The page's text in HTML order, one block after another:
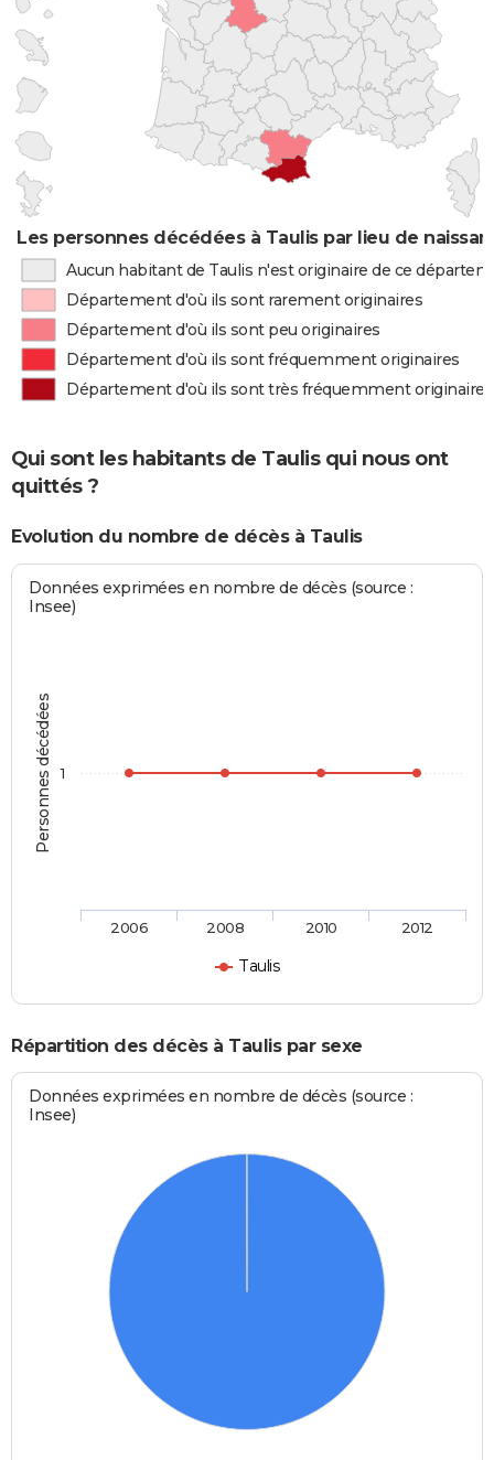
Les personnes décédées à Taulis par lieu de
Aucun habitant de Taulis n'est originaire de ce
Département d'où ils sont rarement originaires
Département d'où ils sont peu originaires
Département d'où ils sont fréquemment originaires
Département d'où ils sont très fréquemment originaires
Qui sont les habitants de Taulis qui nous ont
quittés ?
Evolution du nombre de décès à Taulis
Personnes décédées
Données exprimées en nombre de décès (source :
Insee)
Taulis
2006 2008 2010 2012
1
Répartition des décès à Taulis par sexe
Données exprimées en nombre de décès (source :
Insee)